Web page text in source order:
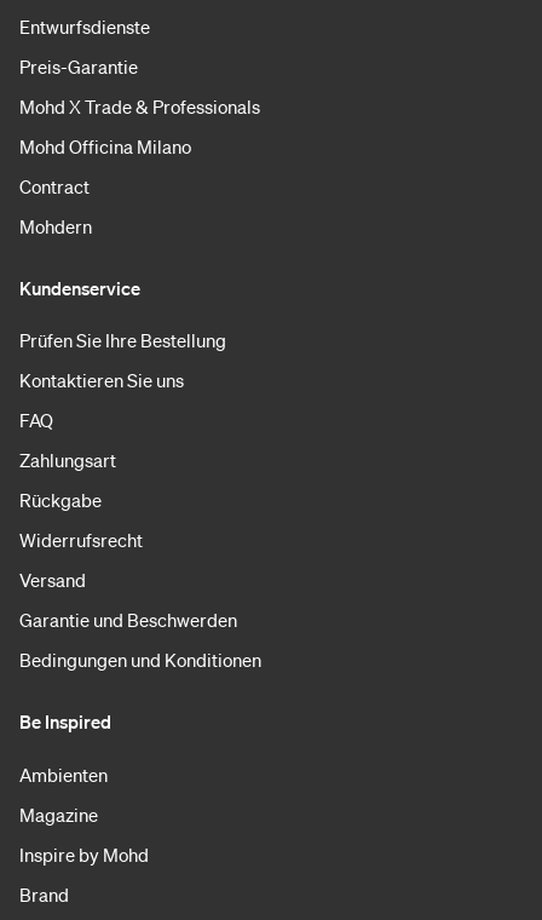
Entwurfsdienste
Preis-Garantie
Mohd X Trade & Professionals
Mohd Officina Milano
Contract
Mohdern
Kundenservice
Prüfen Sie Ihre Bestellung
Kontaktieren Sie uns
FAQ
Zahlungsart
Rückgabe
Widerrufsrecht
Versand
Garantie und Beschwerden
Bedingungen und Konditionen
Be Inspired
Ambienten
Magazine
Inspire by Mohd
Brand